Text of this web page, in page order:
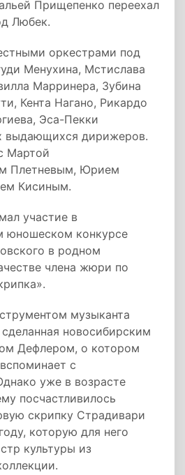
Прищепенко переехал
Любек.
оркестрами под
Менухина, Мстислава
Марринера, Зубина
Кента Нагано, Рикардо
Эса-Пекки
выдающихся дирижеров.
Мартой
Плетневым, Юрием
Кисиным.
участие в
юношеском конкурсе
в родном
члена жюри по
музыканта
новосибирским
Дефлером, о котором
с
уже в возрасте
посчастливилось
скрипку Страдивари
которую для него
культуры из